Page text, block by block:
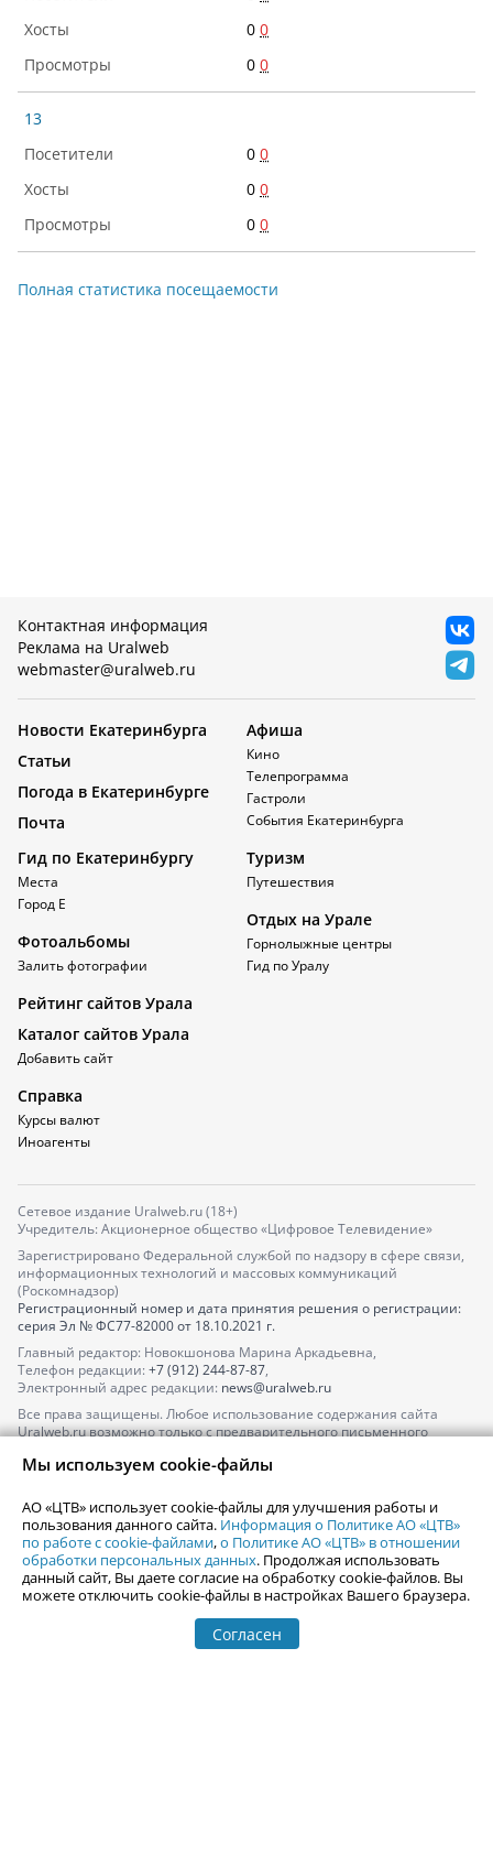
0 0
0 0
13
0 0
0 0
0 0
Полная статистика посещаемости
Контактная информация
Реклама на Uralweb
webmaster@uralweb.ru
Новости Екатеринбурга
Статьи
Погода в Екатеринбурге
Почта
Афиша
Кино
Телепрограмма
Гастроли
События Екатеринбурга
Гид по Екатеринбургу
Места
Город Е
Фотоальбомы
Залить фотографии
Туризм
Путешествия
Отдых на Урале
Горнолыжные центры
Гид по Уралу
Рейтинг сайтов Урала
Каталог сайтов Урала
Добавить сайт
Справка
Курсы валют
Иноагенты
Сетевое издание Uralweb.ru (18+)
Учредитель: Акционерное общество «Цифровое Телевидение»
Зарегистрировано Федеральной службой по надзору в сфере связи,
информационных технологий и массовых коммуникаций
(Роскомнадзор)
Регистрационный номер и дата принятия решения о регистрации:
серия Эл № ФС77-82000от 18.10.2021 г.
Главный редактор: Новокшонова Марина Аркадьевна,
Телефон редакции: +7 (912) 244-87-87,
Электронный адрес редакции: news@uralweb.ru
Все права защищены. Любое использование содержания сайта
Uralweb.ru возможно только с предварительного письменного
По вопросам размещения рекламы обращайтесь по тел.
По вопросам размещения информации в разделе «Афиша»
afisha@uralweb.ru
Пользовательское соглашение на использование сайта
Политика АО «ЦТВ» в отношении обработки персональных данных
Мы используем cookie-файлы
АО «ЦТВ» использует cookie-файлы для улучшения работы и
пользования данного сайта. Информация о Политике АО «ЦТВ»
по работе с cookie-файлами,о Политике АО «ЦТВ» в отношении
обработки персональных данных. Продолжая использовать
данный сайт, Вы даете согласие на обработку cookie-файлов. Вы
можете отключить cookie-файлы в настройках Вашего браузера.
Согласен